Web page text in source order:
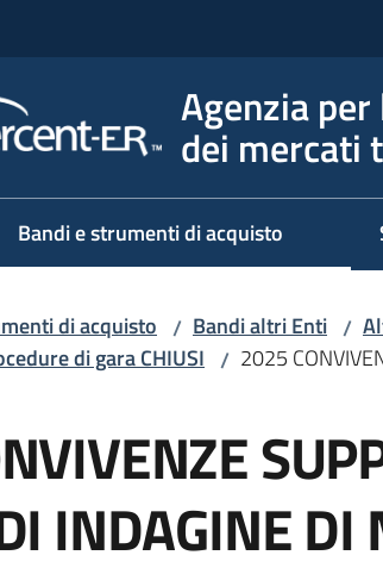
Agenzia
dei mercati
Bandi e strumenti di acquisto
di acquisto / Bandi altri Enti /
di gara CHIUSI / 2025
INDAGINE DI